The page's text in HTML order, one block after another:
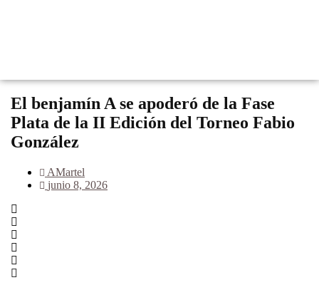
El benjamín A se apoderó de la Fase
Plata de la II Edición del Torneo Fabio
González
AMartel
junio 8, 2026